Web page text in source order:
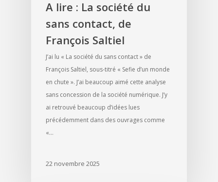
A lire : La société du
sans contact, de
François Saltiel
J’ai lu « La société du sans contact » de
François Saltiel, sous-titré « Sefie d’un monde
en chute ». J’ai beaucoup aimé cette analyse
sans concession de la société numérique. J’y
ai retrouvé beaucoup d’idées lues
précédemment dans des ouvrages comme
«…
22 novembre 2025